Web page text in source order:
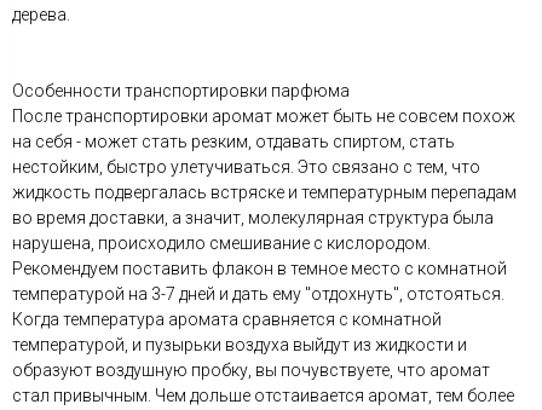
дерева.
Особенности транспортировки парфюма
После транспортировки аромат может быть не совсем похож
на себя - может стать резким, отдавать спиртом, стать
нестойким, быстро улетучиваться. Это связано с тем, что
жидкость подвергалась встряске и температурным перепадам
во время доставки, а значит, молекулярная структура была
нарушена, происходило смешивание с кислородом.
Рекомендуем поставить флакон в темное место с комнатной
температурой на 3-7 дней и дать ему "отдохнуть", отстояться.
Когда температура аромата сравняется с комнатной
температурой, и пузырьки воздуха выйдут из жидкости и
образуют воздушную пробку, вы почувствуете, что аромат
стал привычным. Чем дольше отстаивается аромат, тем более